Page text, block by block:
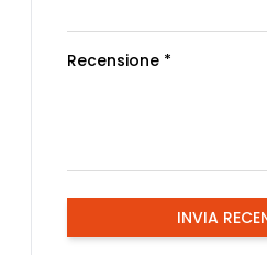
Recensione *
INVIA